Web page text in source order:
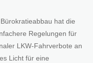
hat die
Regelungen für
LKW-Fahrverbote an
Licht für eine